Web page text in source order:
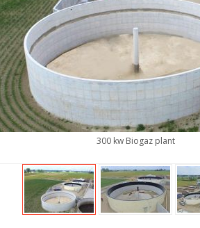
300 kw Biogaz plant